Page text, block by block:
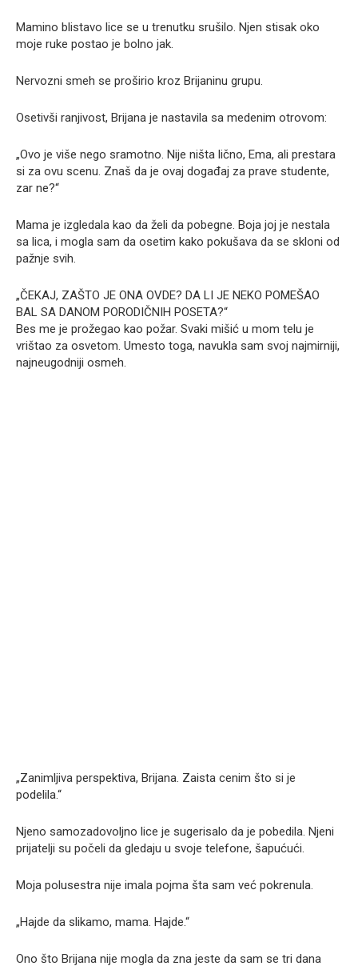
Mamino blistavo lice se u trenutku srušilo. Njen stisak oko
moje ruke postao je bolno jak.
Nervozni smeh se proširio kroz Brijaninu grupu.
Osetivši ranjivost, Brijana je nastavila sa medenim otrovom:
„Ovo je više nego sramotno. Nije ništa lično, Ema, ali prestara
si za ovu scenu. Znaš da je ovaj događaj za prave studente,
zar ne?“
Mama je izgledala kao da želi da pobegne. Boja joj je nestala
sa lica, i mogla sam da osetim kako pokušava da se skloni od
pažnje svih.
„ČEKAJ, ZAŠTO JE ONA OVDE? DA LI JE NEKO POMEŠAO
BAL SA DANOM PORODIČNIH POSETA?“
Bes me je prožegao kao požar. Svaki mišić u mom telu je
vrištao za osvetom. Umesto toga, navukla sam svoj najmirniji,
najneugodniji osmeh.
„Zanimljiva perspektiva, Brijana. Zaista cenim što si je
podelila.“
Njeno samozadovoljno lice je sugerisalo da je pobedila. Njeni
prijatelji su počeli da gledaju u svoje telefone, šapućući.
Moja polusestra nije imala pojma šta sam već pokrenula.
„Hajde da slikamo, mama. Hajde.“
Ono što Brijana nije mogla da zna jeste da sam se tri dana